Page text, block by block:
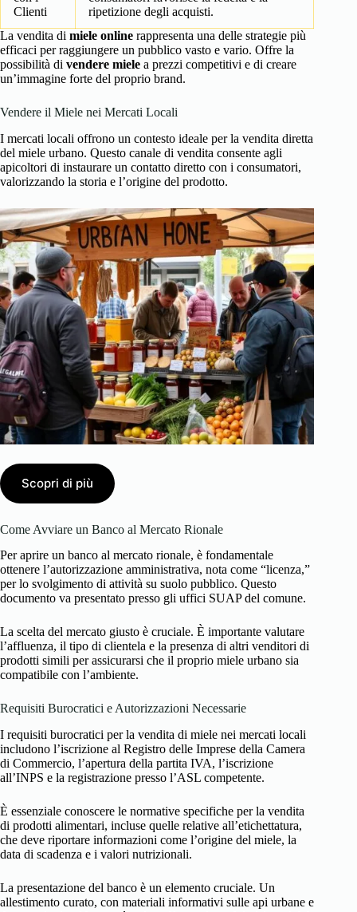
Clienti
ripetizione degli acquisti.
La vendita di miele online rappresenta una delle strategie più
efficaci per raggiungere un pubblico vasto e vario. Offre la
possibilità di vendere miele a prezzi competitivi e di creare
un’immagine forte del proprio brand.
Vendere il Miele nei Mercati Locali
I mercati locali offrono un contesto ideale per la vendita diretta
del miele urbano. Questo canale di vendita consente agli
apicoltori di instaurare un contatto diretto con i consumatori,
valorizzando la storia e l’origine del prodotto.
Scopri di più
Come Avviare un Banco al Mercato Rionale
Per aprire un banco al mercato rionale, è fondamentale
ottenere l’autorizzazione amministrativa, nota come “licenza,”
per lo svolgimento di attività su suolo pubblico. Questo
documento va presentato presso gli uffici SUAP del comune.
La scelta del mercato giusto è cruciale. È importante valutare
l’affluenza, il tipo di clientela e la presenza di altri venditori di
prodotti simili per assicurarsi che il proprio miele urbano sia
compatibile con l’ambiente.
Requisiti Burocratici e Autorizzazioni Necessarie
I requisiti burocratici per la vendita di miele nei mercati locali
includono l’iscrizione al Registro delle Imprese della Camera
di Commercio, l’apertura della partita IVA, l’iscrizione
all’INPS e la registrazione presso l’ASL competente.
È essenziale conoscere le normative specifiche per la vendita
di prodotti alimentari, incluse quelle relative all’etichettatura,
che deve riportare informazioni come l’origine del miele, la
data di scadenza e i valori nutrizionali.
La presentazione del banco è un elemento cruciale. Un
allestimento curato, con materiali informativi sulle api urbane e